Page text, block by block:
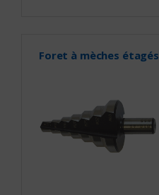
Foret à mèches étagés